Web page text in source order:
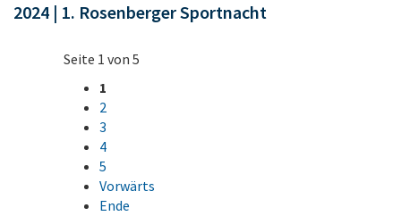
2024 | 1. Rosenberger Sportnacht
Seite 1 von 5
1
2
3
4
5
Vorwärts
Ende